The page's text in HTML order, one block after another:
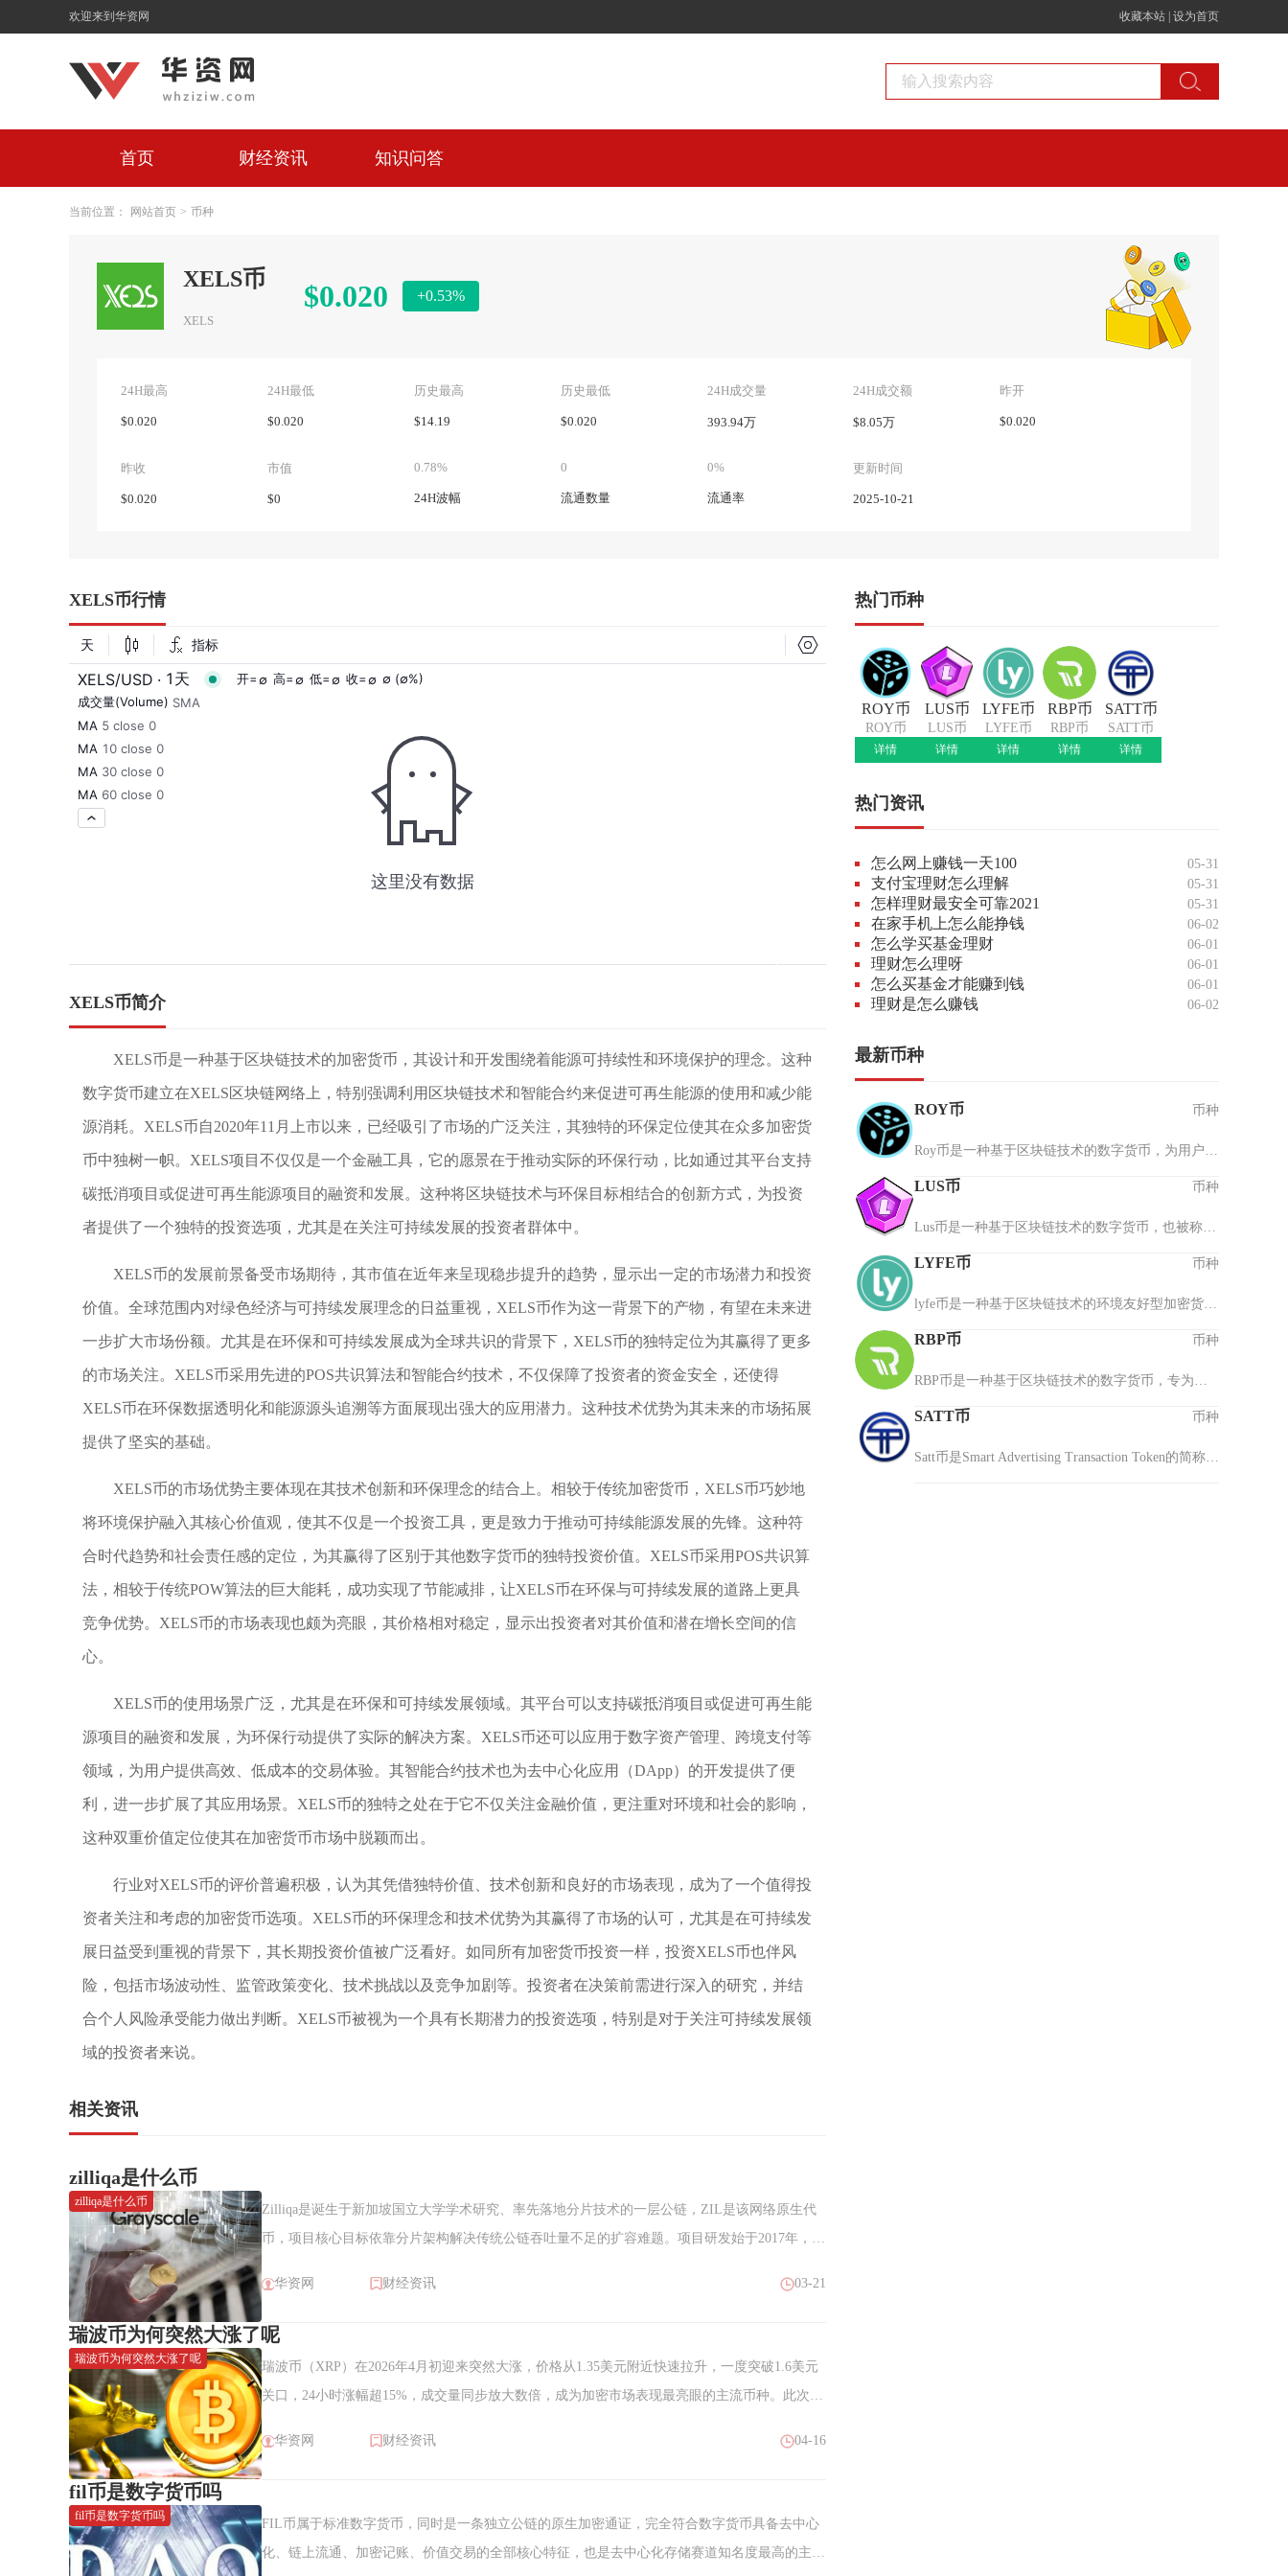
欢迎来到华资网 收藏本站 设为首页
首页 财经资讯 知识问答
当前位置： 网站首页 > 币种
XELS币
XELS
$0.020 +0.53%
24H最高
$0.020
24H最低
$0.020
历史最高
$14.19
历史最低
$0.020
24H成交量
393.94万
24H成交额
$8.05万
昨开
$0.020
昨收
$0.020
市值
$0
0.78%
24H波幅
0
流通数量
0%
流通率
更新时间
2025-10-21
XELS币行情
XELS币简介
XELS币是一种基于区块链技术的加密货币，其设计和开发围绕着能源可持续性和环境保护的理念。这种
数字货币建立在XELS区块链网络上，特别强调利用区块链技术和智能合约来促进可再生能源的使用和减少能
源消耗。XELS币自2020年11月上市以来，已经吸引了市场的广泛关注，其独特的环保定位使其在众多加密货
币中独树一帜。XELS项目不仅仅是一个金融工具，它的愿景在于推动实际的环保行动，比如通过其平台支持
碳抵消项目或促进可再生能源项目的融资和发展。这种将区块链技术与环保目标相结合的创新方式，为投资
者提供了一个独特的投资选项，尤其是在关注可持续发展的投资者群体中。
XELS币的发展前景备受市场期待，其市值在近年来呈现稳步提升的趋势，显示出一定的市场潜力和投资
价值。全球范围内对绿色经济与可持续发展理念的日益重视，XELS币作为这一背景下的产物，有望在未来进
一步扩大市场份额。尤其是在环保和可持续发展成为全球共识的背景下，XELS币的独特定位为其赢得了更多
的市场关注。XELS币采用先进的POS共识算法和智能合约技术，不仅保障了投资者的资金安全，还使得
XELS币在环保数据透明化和能源源头追溯等方面展现出强大的应用潜力。这种技术优势为其未来的市场拓展
提供了坚实的基础。
XELS币的市场优势主要体现在其技术创新和环保理念的结合上。相较于传统加密货币，XELS币巧妙地
将环境保护融入其核心价值观，使其不仅是一个投资工具，更是致力于推动可持续能源发展的先锋。这种符
合时代趋势和社会责任感的定位，为其赢得了区别于其他数字货币的独特投资价值。XELS币采用POS共识算
法，相较于传统POW算法的巨大能耗，成功实现了节能减排，让XELS币在环保与可持续发展的道路上更具
竞争优势。XELS币的市场表现也颇为亮眼，其价格相对稳定，显示出投资者对其价值和潜在增长空间的信
心。
XELS币的使用场景广泛，尤其是在环保和可持续发展领域。其平台可以支持碳抵消项目或促进可再生能
源项目的融资和发展，为环保行动提供了实际的解决方案。XELS币还可以应用于数字资产管理、跨境支付等
领域，为用户提供高效、低成本的交易体验。其智能合约技术也为去中心化应用（DApp）的开发提供了便
利，进一步扩展了其应用场景。XELS币的独特之处在于它不仅关注金融价值，更注重对环境和社会的影响，
这种双重价值定位使其在加密货币市场中脱颖而出。
行业对XELS币的评价普遍积极，认为其凭借独特价值、技术创新和良好的市场表现，成为了一个值得投
资者关注和考虑的加密货币选项。XELS币的环保理念和技术优势为其赢得了市场的认可，尤其是在可持续发
展日益受到重视的背景下，其长期投资价值被广泛看好。如同所有加密货币投资一样，投资XELS币也伴风
险，包括市场波动性、监管政策变化、技术挑战以及竞争加剧等。投资者在决策前需进行深入的研究，并结
合个人风险承受能力做出判断。XELS币被视为一个具有长期潜力的投资选项，特别是对于关注可持续发展领
域的投资者来说。
相关资讯
zilliqa是什么币
zilliqa是什么币
Zilliqa是诞生于新加坡国立大学学术研究、率先落地分片技术的一层公链，ZIL是该网络原生代
币，项目核心目标依靠分片架构解决传统公链吞吐量不足的扩容难题。项目研发始于2017年，主
华资网
财经资讯 03-21
瑞波币为何突然大涨了呢
瑞波币为何突然大涨了呢
瑞波币（XRP）在2026年4月初迎来突然大涨，价格从1.35美元附近快速拉升，一度突破1.6美元
关口，24小时涨幅超15%，成交量同步放大数倍，成为加密市场表现最亮眼的主流币种。此次上
综合结果，核心催化集中在4月1日前后的多重关键事件落地，叠加长期利好预期集中释放，推动
华资网 财经资讯 04-16
fil币是数字货币吗
fil币是数字货币吗
FIL币属于标准数字货币，同时是一条独立公链的原生加密通证，完全符合数字货币具备去中心
化、链上流通、加密记账、价值交易的全部核心特征，也是去中心化存储赛道知名度最高的主流
热门币种
ROY币
ROY币
详情
LUS币
LUS币
详情
LYFE币
LYFE币
详情
RBP币
RBP币
详情
SATT币
SATT币
详情
热门资讯
怎么网上赚钱一天100 05-31
支付宝理财怎么理解 05-31
怎样理财最安全可靠2021 05-31
在家手机上怎么能挣钱 06-02
怎么学买基金理财 06-01
理财怎么理呀 06-01
怎么买基金才能赚到钱 06-01
理财是怎么赚钱 06-02
最新币种
ROY币 币种
Roy币是一种基于区块链技术的数字货币，为用户提供安全、高效的数字资产交易与管理平台。作为新兴加密货币，Roy币由专业团队开发，采用先进的加密算法和分布式账本技术，确保交易的透明性与安全性。其设计初衷是解决传统金融体系中跨境支付效率低、手续...
LUS币 币种
Lus币是一种基于区块链技术的数字货币，也被称为社交经济学系统，它采用去中心化的设计理念，通过区块链技术确保交易的安全性和透明度。Lus币的诞生源于对传统金融体系的革新需求，为用户提供更灵活、高效的资产管理和交易方式。与其他数字货币不同，L...
LYFE币 币种
lyfe币是一种基于区块链技术的环境友好型加密货币，推动可持续发展和环境保护。作为全球首个将数字货币与生态保护深度结合的创新项目，lyfe币由国际环保组织与区块链技术团队联合发起，其核心理念是通过经济激励促进环保行动。该币种采用PoS（权益...
RBP币 币种
RBP币是一种基于区块链技术的数字货币，专为全球汽车零售商与经销商之间的支付交易而设计，为汽车行业提供去中心化的支付解决方案。作为RebitPay平台的官方代币，RBP币结合了区块链技术和智能合约，致力于提高交易效率、降低成本和增强安全性。...
SATT币 币种
Satt币是Smart Advertising Transaction Token的简称，是一种基于区块链技术的数字货币，专注于革新数字广告行业。它通过去中心化的平台构建透明、高效的广告交易生态系统，解决传统广告行业中存欺诈、数据不透明和效...